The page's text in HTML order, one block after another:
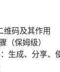
码及其作用
（保姆级）
生成、分享、